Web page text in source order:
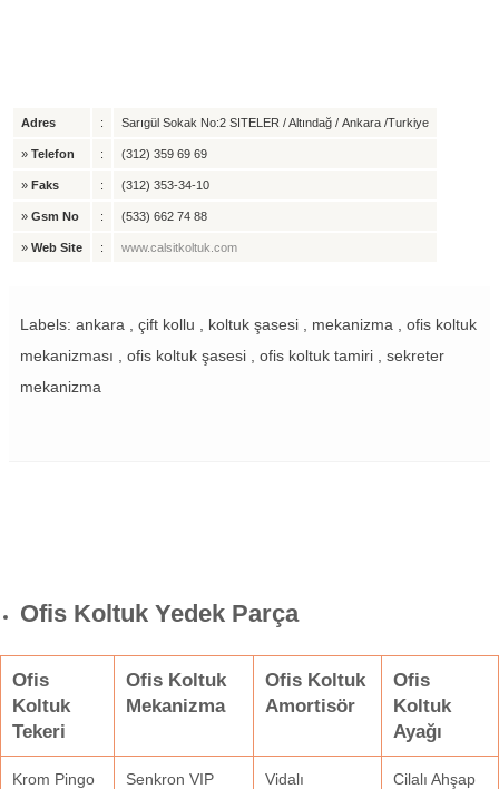
Adres : Sarıgül Sokak No:2 SITELER / Altındağ / Ankara /Turkiye
» Telefon : (312) 359 69 69
» Faks : (312) 353-34-10
» Gsm No : (533) 662 74 88
» Web Site : www.calsitkoltuk.com
Labels: ankara , çift kollu , koltuk şasesi , mekanizma , ofis koltuk
mekanizması , ofis koltuk şasesi , ofis koltuk tamiri , sekreter
mekanizma
Ofis Koltuk Yedek Parça
Ofis
Koltuk
Tekeri
Ofis Koltuk
Mekanizma
Ofis Koltuk
Amortisör
Ofis
Koltuk
Ayağı
Krom Pingo
Senkron VIP
Vidalı
Cilalı Ahşap